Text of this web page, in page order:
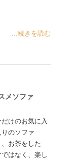
...続きを読む
メソファ
けのお気に入
のソファ
お茶をした
はなく、楽し